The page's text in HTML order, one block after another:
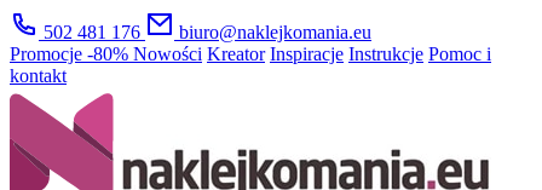
502 481 176
biuro@naklejkomania.eu
Promocje -80% Nowości Kreator Inspiracje Instrukcje Pomoc i
kontakt